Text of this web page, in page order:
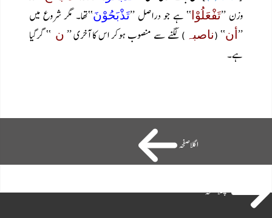
وزن ’’تَفْعَلُوْا ‘‘ ہے جو دراصل ’’تَذْبَحُوْنَ‘‘تھا۔ مگر شروع میں
’’أن‘‘ (ناصبہ ) لگنے سے منصوب ہوکر اس کا آخری ’’ ن ‘‘ گرگیا
ہے۔
اگلاصفحہ
پچھلا صفحہ